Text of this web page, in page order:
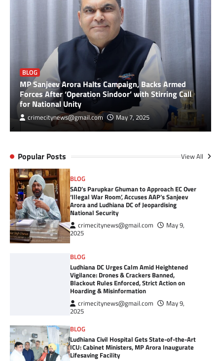
BLOG
MP Sanjeev Arora Halts Campaign, Backs Armed
Forces After ‘Operation Sindoor’ with Stirring Call
for National Unity
crimecitynews@gmail.com May 7, 2025
Popular Posts View All
BLOG
SAD’s Parupkar Ghuman to Approach EC Over
‘Illegal War Room’, Accuses AAP’s Sanjeev
Arora and Ludhiana DC of Jeopardising
National Security
crimecitynews@gmail.com
May 9,
2025
BLOG
Ludhiana DC Urges Calm Amid Heightened
Vigilance: Drones & Crackers Banned,
Blackout Rules Enforced, Strict Action on
Hoarding & Misinformation
crimecitynews@gmail.com
May 9,
2025
BLOG
Ludhiana Civil Hospital Gets State-of-the-Art
ICU: Cabinet Ministers, MP Arora Inaugurate
Lifesaving Facility